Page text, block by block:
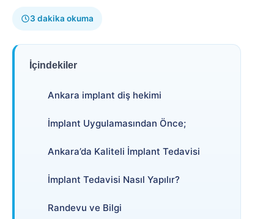
3 dakika okuma
İçindekiler
Ankara implant diş hekimi
İmplant Uygulamasından Önce;
Ankara’da Kaliteli İmplant Tedavisi
İmplant Tedavisi Nasıl Yapılır?
Randevu ve Bilgi